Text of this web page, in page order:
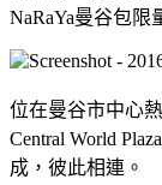
NaRaYa曼谷包限
位在曼谷市中心
Central World
成，彼此相連。